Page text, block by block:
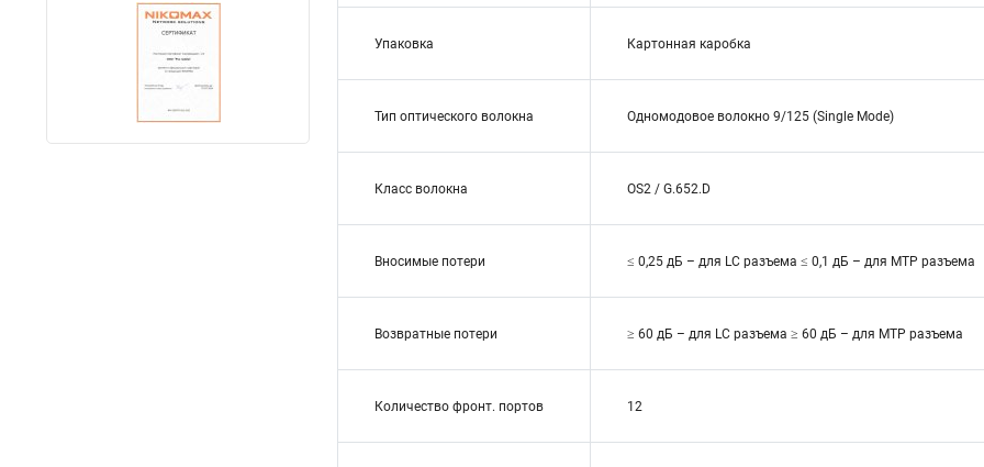
Упаковка Картонная каробка
Тип оптического волокна Одномодовое волокно 9/125 (Single Mode)
Класс волокна OS2 / G.652.D
Вносимые потери ≤ 0,25 дБ – для LC разъема ≤ 0,1 дБ – для MTP разъема
Возвратные потери ≥ 60 дБ – для LC разъема ≥ 60 дБ – для MTP разъема
Количество фронт. портов 12